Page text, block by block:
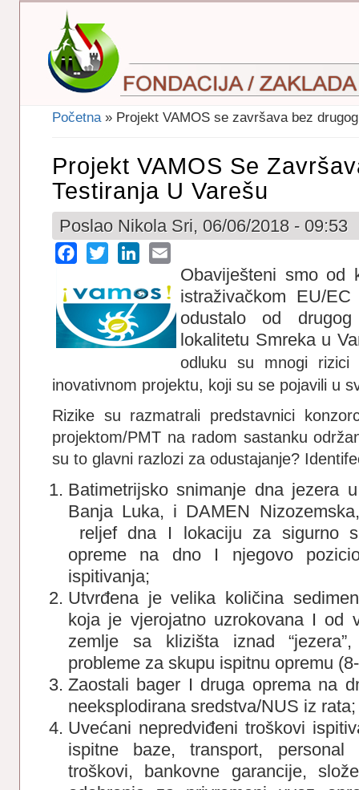
Vi Ste Ovdje
Početna» Projekt VAMOS se završava bez
Projekt VAMOS Se
Testiranja U Varešu
Poslao Nikola Sri, 06/06/2018 - 09:53
Facebook
Twitter LinkedIn
Obaviješteni smo od
istraživačkom EU/
odustalo od
lokalitetu Smreka u
odluku su mnogi rizici
inovativnom projektu, koji su se pojavili u
Rizike su razmatrali predstavnici
projektom/PMT na radom sastanku
su to glavni razlozi za odustajanje?
Batimetrijsko snimanje dna jezera
Banja Luka, i DAMEN
reljef dna I lokaciju za sigurno
opreme na dno I njegovo
ispitivanja;
Utvrđena je velika količina
koja je vjerojatno uzrokovana I od
zemlje sa klizišta iznad
probleme za skupu ispitnu opremu
Zaostali bager I druga oprema na
neeksplodirana sredstva/NUS iz rata;
Uvećani nepredviđeni troškovi
ispitne baze, transport, personal
troškovi, bankovne garancije,